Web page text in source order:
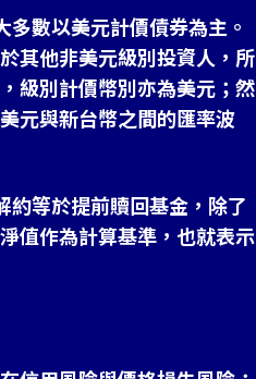
數以美元計價債券為主。
其他非美元級別投資人，所
級別計價幣別亦為美元；然
元與新台幣之間的匯率波
約等於提前贖回基金，除了
值作為計算基準，也就表示